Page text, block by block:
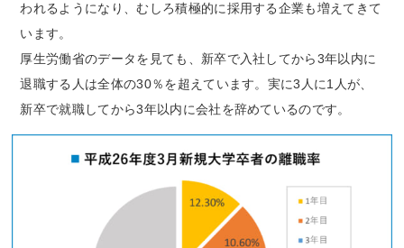
われるようになり、むしろ積極的に採用する企業も増えてきて
います。
厚生労働省のデータを見ても、新卒で入社してから3年以内に
退職する人は全体の30％を超えています。実に3人に1人が、
新卒で就職してから3年以内に会社を辞めているのです。